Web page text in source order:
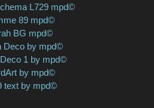
L729 mpd©
89 mpd©
BG mpd©
Deco by mpd©
1 by mpd©
by mpd©
text by mpd©